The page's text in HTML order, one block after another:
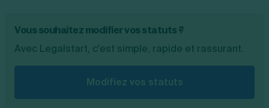
Vous souhaitez modifier vos statuts ?
Avec Legalstart, c'est simple, rapide et rassurant.
Modifiez vos statuts